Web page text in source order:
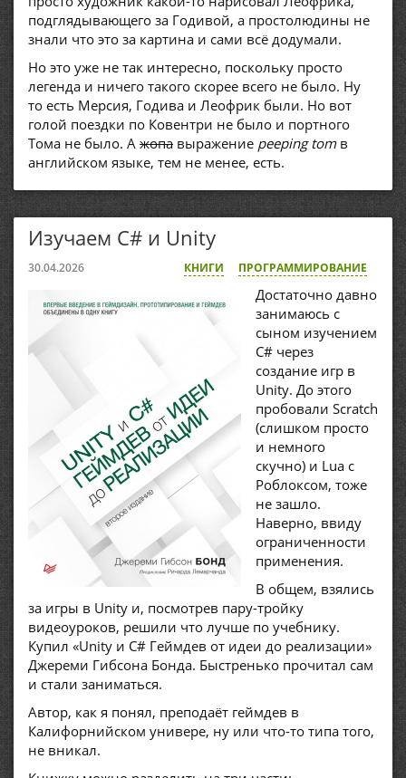
подглядывающего за Годивой, а простолюдины не
знали что это за картина и сами всё додумали.
Но это уже не так интересно, поскольку просто
легенда и ничего такого скорее всего не было. Ну
то есть Мерсия, Годива и Леофрик были. Но вот
голой поездки по Ковентри не было и портного
Тома не было. А жопа выражение peeping tomв
английском языке, тем не менее, есть.
Изучаем C# и Unity
30.04.2026 КНИГИ ПРОГРАММИРОВАНИЕ
Достаточно давно
занимаюсь с
сыном изучением
C# через
создание игр в
Unity. До этого
пробовали Scratch
(слишком просто
и немного
скучно) и Lua с
Роблоксом, тоже
не зашло.
Наверно, ввиду
ограниченности
применения.
В общем, взялись
за игры в Unity и, посмотрев пару-тройку
видеоуроков, решили что лучше по учебнику.
Купил «Unity и C# Геймдев от идеи до реализации»
Джереми Гибсона Бонда. Быстренько прочитал сам
и стали заниматься.
Автор, как я понял, преподаёт геймдев в
Калифорнийском универе, ну или что-то типа того,
не вникал.